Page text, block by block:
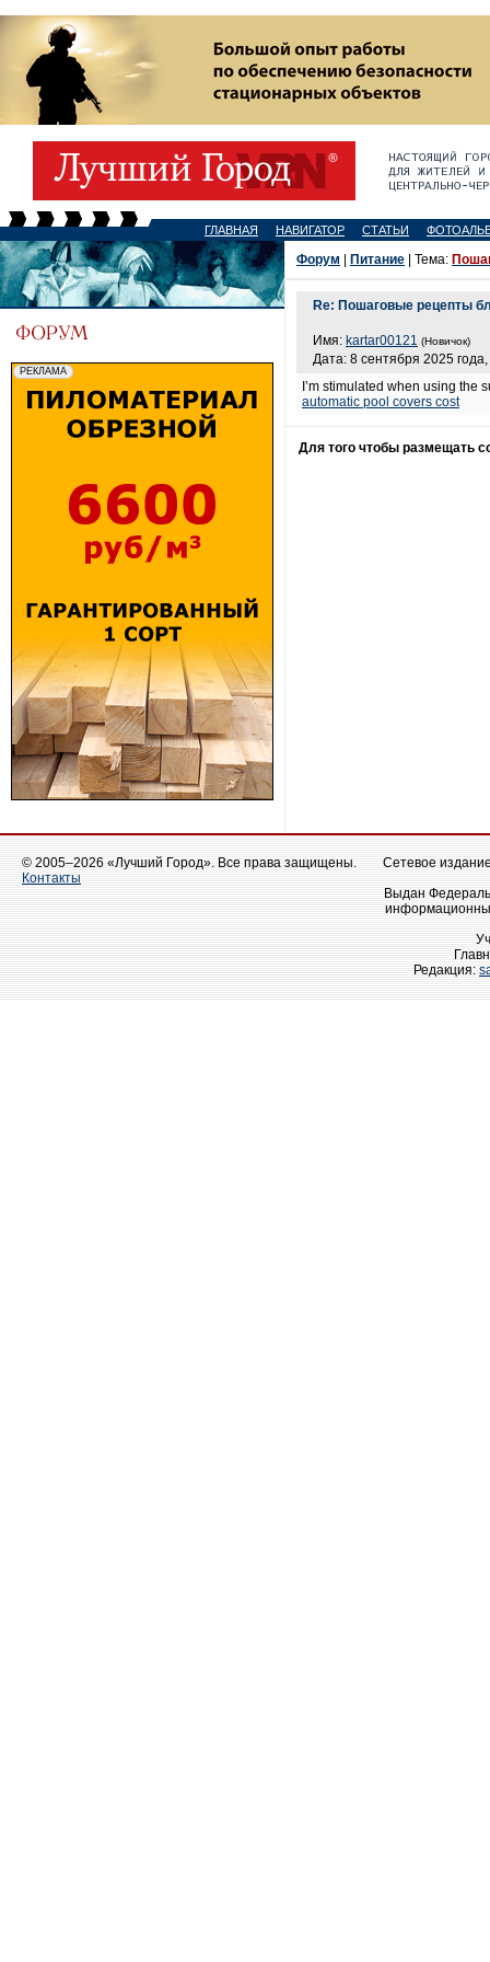
ГЛАВНАЯ НАВИГАТОР СТАТЬИ
Форум Питание | Тема:
Re: Пошаговые рецепты
Имя: kartar00121 (Новичок)
Дата: 8 сентября 2025
I’m stimulated when using the
automatic pool covers cost
Для того чтобы размещать
© 2005–2026 «Лучший Город». Все права защищены.
Контакты
Сетевое
Выдан
Редакция: